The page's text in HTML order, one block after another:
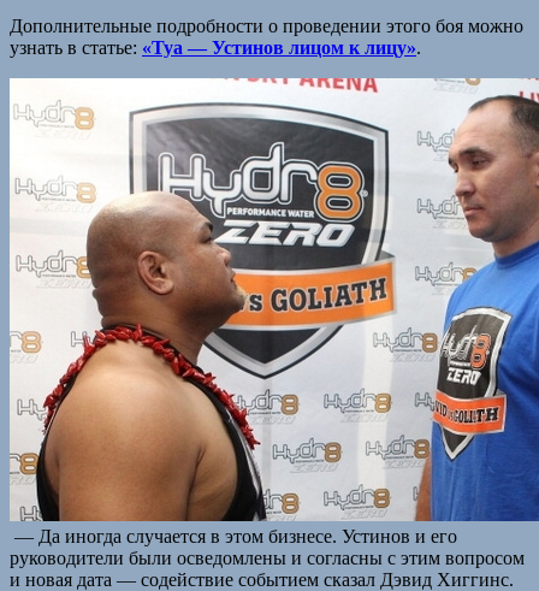
Дополнительные подробности о проведении этого боя можно
узнать в статье: «Туа — Устинов лицом к лицу».
— Да иногда случается в этом бизнесе. Устинов и его
руководители были осведомлены и согласны с этим вопросом
и новая дата — содействие событием сказал Дэвид Хиггинс.